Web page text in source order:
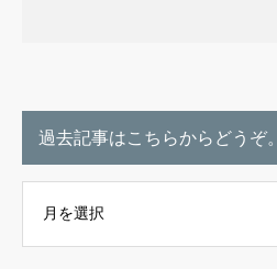
過去記事はこちらからどうぞ。